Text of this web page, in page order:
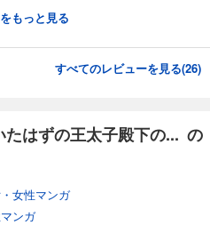
もっと見る
すべてのレビューを見る(26)
はずの王太子殿下の... の
女性マンガ
ンガ